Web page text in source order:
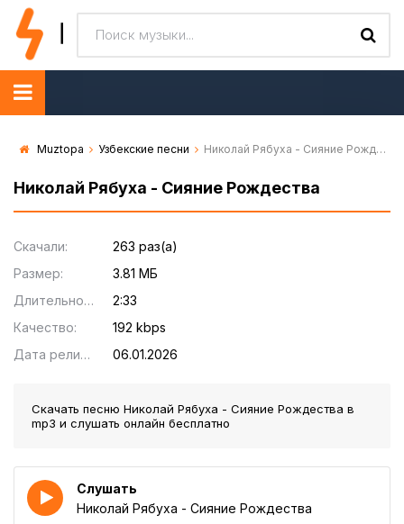
Muztopa Узбекские песни Николай Рябуха - Сияние Рождества
Николай Рябуха - Сияние Рождества
Скачали:
263 раз(а)
Размер:
3.81 МБ
Длительность:
2:33
Качество:
192 kbps
Дата релиза:
06.01.2026
Скачать песню Николай Рябуха - Сияние Рождества в
mp3 и слушать онлайн бесплатно
Слушать
Николай Рябуха - Сияние Рождества